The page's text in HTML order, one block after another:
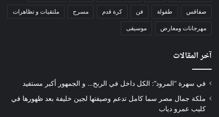
صفاقس طفولة فن كرة قدم مسرح ملتقيات و تظاهرات
مهرجانات ومعارض موسيقى
آخر المقالات
في سهرة “المرود”: الكل داخل في الربح… و الجمهور أكبر مستفيد
ملكة جمال مصر سما كامل تدعم وصيفتها لجين خليفة بعد ظهورها في
كليب عمرو دياب